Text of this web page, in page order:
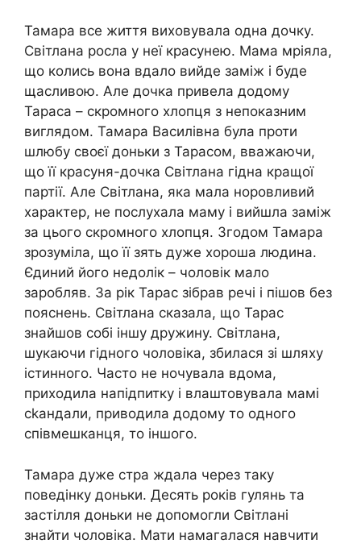
Тамара все життя виховувала одна дочку.
Світлана росла у неї красунею. Мама мріяла,
що колись вона вдало вийде заміж і буде
щасливою. Але дочка привела додому
Тараса – скромного хлопця з непоказним
виглядом. Тамара Василівна була проти
шлюбу своєї доньки з Тарасом, вважаючи,
що її красуня-дочка Світлана гідна кращої
партії. Але Світлана, яка мала норовливий
характер, не послухала маму і вийшла заміж
за цього скромного хлопця. Згодом Тамара
зрозуміла, що її зять дуже хороша людина.
Єдиний його недолік – чоловік мало
заробляв. За рік Тарас зібрав речі і пішов без
пояснень. Світлана сказала, що Тарас
знайшов собі іншу дружину. Світлана,
шукаючи гідного чоловіка, збилася зі шляху
істинного. Часто не ночувала вдома,
приходила напідпитку і влаштовувала мамі
сkандали, приводила додому то одного
співмешканця, то іншого.
Тамара дуже стра ждала через таку
поведінку доньки. Десять років гулянь та
застілля доньки не допомогли Світлані
знайти чоловіка. Мати намагалася навчити